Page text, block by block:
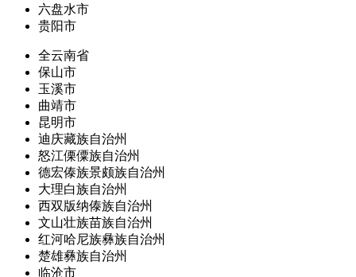
六盘水市
贵阳市
全云南省
保山市
玉溪市
曲靖市
昆明市
迪庆藏族自治州
怒江傈僳族自治州
德宏傣族景颇族自治州
大理白族自治州
西双版纳傣族自治州
文山壮族苗族自治州
红河哈尼族彝族自治州
楚雄彝族自治州
临沧市